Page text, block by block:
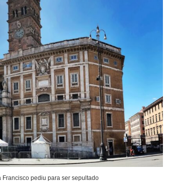
Francisco pediu para ser sepultado